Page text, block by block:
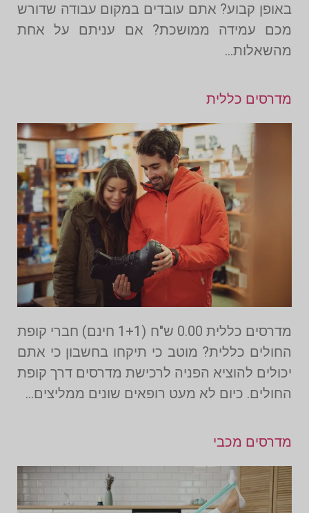
באופן קבוע? אתם עובדים במקום עבודה שדורש
מכם עמידה ממושכת? אם עניתם על אחת
מהשאלות…
מדרסים כללית
מדרסים כללית 0.00 ש"ח (1+1 חינם) חברי קופת
החולים כללית? מוטב כי תיקחו בחשבון כי אתם
יכולים להוציא הפניה לרכישת מדרסים דרך קופת
החולים. כיום לא מעט רופאים שונים ממליצים…
מדרסים מכבי